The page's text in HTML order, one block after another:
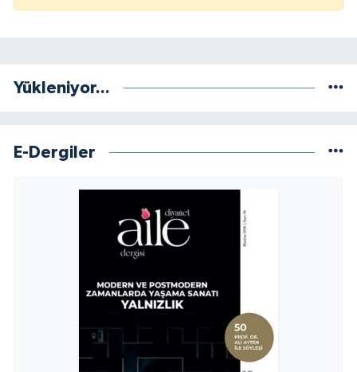
Yükleniyor...
E-Dergiler
Yalova Müftülüğü
Zonguldak Müftülüğü